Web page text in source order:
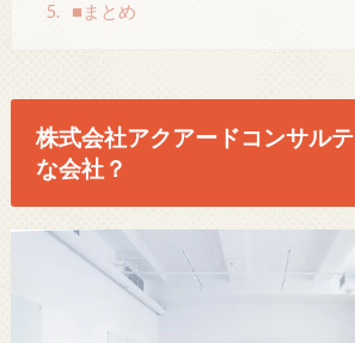
5. ■まとめ
株式会社アクアードコンサル
な会社？